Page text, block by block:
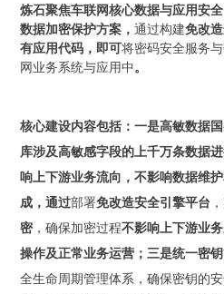
炼石聚焦车联网核心数据与应用安
数据加密保护方案，通过构建免改
有应用代码，即可将密码安全服务
网业务系统与应用中。
核心建设内容包括：一是高敏数据
库涉及高敏感字段的上千万条数据
响上下游业务流向，不影响数据维
成，通过部署免改造安全引擎平台
密 ，确保加密过程不影响上下游业
操作及正常业务运营；三是统一密
全生命周期管理体系，确保密钥的